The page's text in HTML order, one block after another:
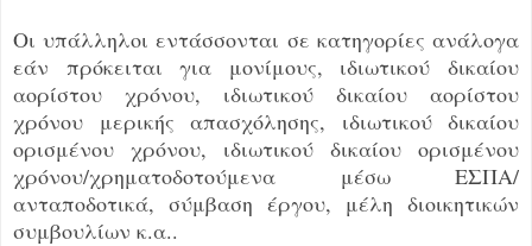
Οι υπάλληλοι εντάσσονται σε κατηγορίες ανάλογα
εάν πρόκειται για μονίμους, ιδιωτικού δικαίου
αορίστου χρόνου, ιδιωτικού δικαίου αορίστου
χρόνου μερικής απασχόλησης, ιδιωτικού δικαίου
ορισμένου χρόνου, ιδιωτικού δικαίου ορισμένου
χρόνου/χρηματοδοτούμενα μέσω ΕΣΠΑ/
ανταποδοτικά, σύμβαση έργου, μέλη διοικητικών
συμβουλίων κ.α..